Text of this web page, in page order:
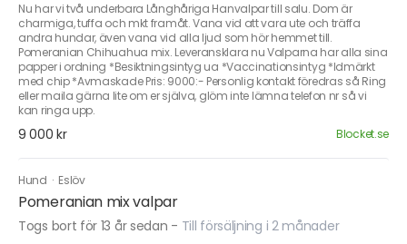
Nu har vi två underbara Långhåriga Hanvalpar till salu. Dom är
charmiga, tuffa och mkt framåt. Vana vid att vara ute och träffa
andra hundar, även vana vid alla ljud som hör hemmet till.
Pomeranian Chihuahua mix. Leveransklara nu Valparna har alla sina
papper i ordning *Besiktningsintyg ua *Vaccinationsintyg *Idmärkt
med chip *Avmaskade Pris: 9000:- Personlig kontakt föredras så Ring
eller maila gärna lite om er själva, glöm inte lämna telefon nr så vi
kan ringa upp.
9 000 kr Blocket.se
Hund · Eslöv
Pomeranian mix valpar
Togs bort för 13 år sedan - Till försäljning i 2 månader